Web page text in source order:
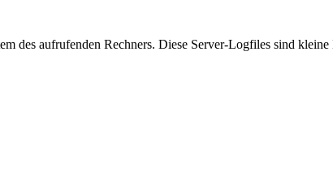
des aufrufenden Rechners. Diese Server-Logfiles sind